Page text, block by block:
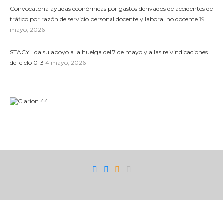
Convocatoria ayudas económicas por gastos derivados de accidentes de
tráfico por razón de servicio personal docente y laboral no docente 19
mayo, 2026
STACYL da su apoyo a la huelga del 7 de mayo y a las reivindicaciones
del ciclo 0-3 4 mayo, 2026